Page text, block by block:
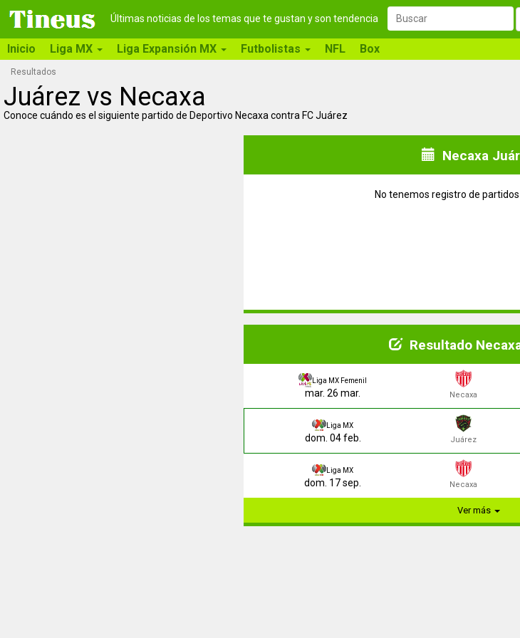
Últimas noticias de los temas que te gustan y son tendencia
Inicio Liga MX Liga Expansión MX Futbolistas NFL Box
Resultados
Juárez vs Necaxa
Conoce cuándo es el siguiente partido de Deportivo Necaxa contra FC Juárez
Necaxa
No tenemos registro de
Resultado
Liga MX Femenil
mar. 26 mar. Necaxa
Liga MX
dom. 04 feb. Juárez
Liga MX
dom. 17 sep. Necaxa
Ver más